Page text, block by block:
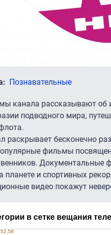
Познавательные
канала рассказывают об
подводного мира,
раскрывает бесконечно
фильмы
планете и спортивных
видео покажут
в сетке вещания
52.58
52.58